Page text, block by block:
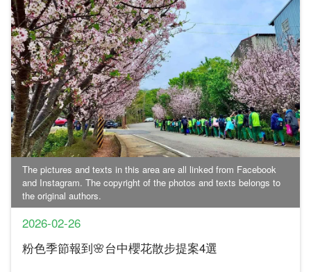
The pictures and texts in this area are all linked from Facebook
and Instagram. The copyright of the photos and texts belongs to
the original authors.
2026-02-26
粉色季節報到🌸台中櫻花散步提案4選